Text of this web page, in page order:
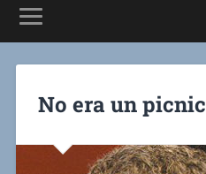
No era un picnic